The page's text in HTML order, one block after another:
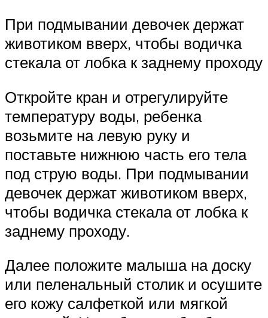
При подмывании девочек держат
животиком вверх, чтобы водичка
стекала от лобка к заднему проходу
Откройте кран и отрегулируйте
температуру воды, ребенка
возьмите на левую руку и
поставьте нижнюю часть его тела
под струю воды. При подмывании
девочек держат животиком вверх,
чтобы водичка стекала от лобка к
заднему проходу.
Далее положите малыша на доску
или пеленальный столик и осушите
его кожу салфеткой или мягкой